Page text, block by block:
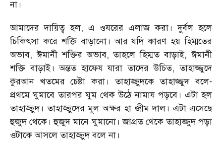
না।
আমাদের দায়িত্ব হল, এ ওযরের এলাজ করা। দুর্বল হলে
চিকিৎসা করে শক্তি বাড়ানো। আর যদি কারণ হয় হিম্মতের
অভাব, ঈমানী শক্তির অভাব, তাহলে হিম্মত বাড়াই, ঈমানী
শক্তি বাড়াই। অন্তত হাফেয যারা তাদের উচিত, তাহাজ্জুদে
কুরআন খতমের চেষ্টা করা। তাহাজ্জুদকে তাহাজ্জুদ বলে-
প্রথমে ঘুমাবে তারপর ঘুম থেক উঠে নামায পড়বে। এটা হল
তাহাজ্জুদ। তাহাজ্জুদের মূল অক্ষর হা জীম দাল। এটা এসেছে
হুজুদ থেকে। হুজুদ মানে ঘুমানো। জাগ্রত থেকে তাহাজ্জুদ পড়া
ওটাকে আসলে তাহাজ্জুদ বলে না।